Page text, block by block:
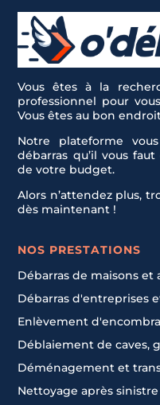
Vous êtes à la
professionnel pour
Vous êtes au bon
Notre plateforme
débarras qu’il vous
de votre budget.
Alors n’attendez plus,
dès maintenant !
NOS PRESTATIONS
Débarras de maisons
Débarras d'entreprises
Enlèvement
Déblaiement de caves,
Déménagement et
Nettoyage après sinistre